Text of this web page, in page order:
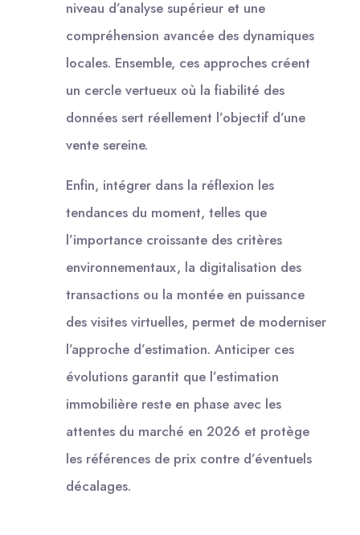
niveau d’analyse supérieur et une
compréhension avancée des dynamiques
locales. Ensemble, ces approches créent
un cercle vertueux où la fiabilité des
données sert réellement l’objectif d’une
vente sereine.
Enfin, intégrer dans la réflexion les
tendances du moment, telles que
l’importance croissante des critères
environnementaux, la digitalisation des
transactions ou la montée en puissance
des visites virtuelles, permet de moderniser
l’approche d’estimation. Anticiper ces
évolutions garantit que l’estimation
immobilière reste en phase avec les
attentes du marché en 2026 et protège
les références de prix contre d’éventuels
décalages.